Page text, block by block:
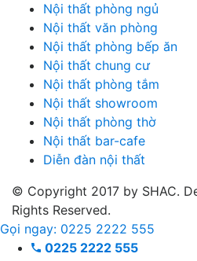
Nội thất phòng ngủ
Nội thất văn phòng
Nội thất phòng bếp ăn
Nội thất chung cư
Nội thất phòng tắm
Nội thất showroom
Nội thất phòng thờ
Nội thất bar-cafe
Diễn đàn nội thất
© Copyright 2017 by SHAC.
Rights Reserved.
Gọi ngay: 0225 2222 555
0225 2222 555